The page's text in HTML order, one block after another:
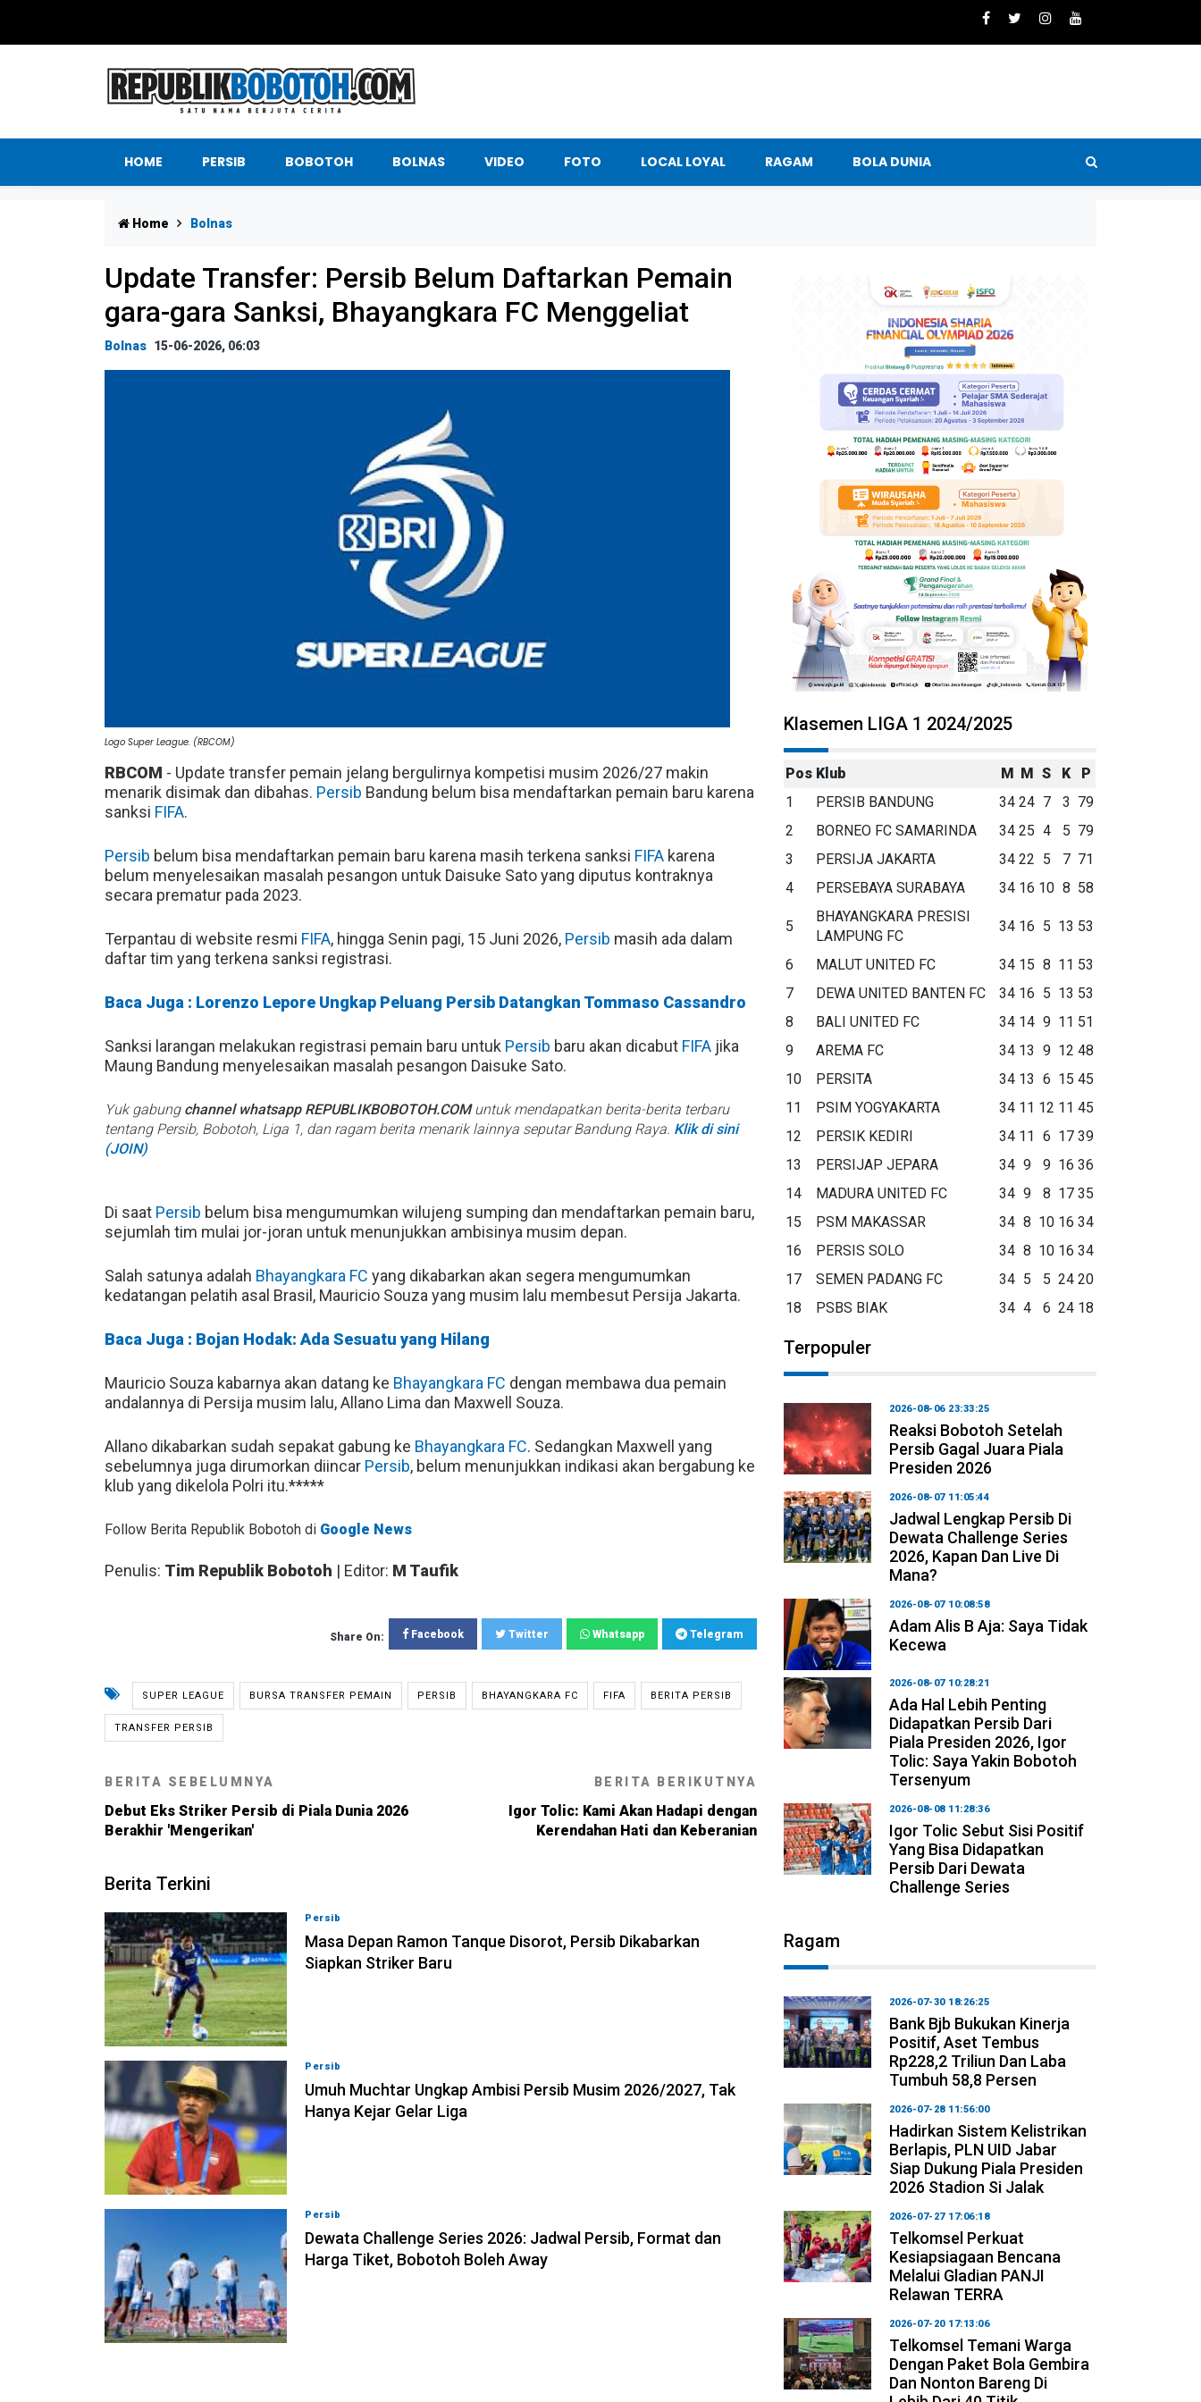
HOME PERSIB BOBOTOH BOLNAS VIDEO FOTO LOCAL LOYAL RAGAM BOLA DUNIA
Home Bolnas
Update Transfer: Persib Belum Daftarkan Pemain
gara-gara Sanksi, Bhayangkara FC Menggeliat
Bolnas 15-06-2026, 06:03
Logo Super League. (RBCOM)
RBCOM - Update transfer pemain jelang bergulirnya kompetisi musim 2026/27 makin
menarik disimak dan dibahas. Persib Bandung belum bisa mendaftarkan pemain baru karena
sanksi FIFA.
Persib belum bisa mendaftarkan pemain baru karena masih terkena sanksi FIFA karena
belum menyelesaikan masalah pesangon untuk Daisuke Sato yang diputus kontraknya
secara prematur pada 2023.
Terpantau di website resmi FIFA, hingga Senin pagi, 15 Juni 2026, Persib masih ada dalam
daftar tim yang terkena sanksi registrasi.
Baca Juga : Lorenzo Lepore Ungkap Peluang Persib Datangkan Tommaso Cassandro
Sanksi larangan melakukan registrasi pemain baru untuk Persib baru akan dicabut FIFA jika
Maung Bandung menyelesaikan masalah pesangon Daisuke Sato.
Yuk gabung channel whatsapp REPUBLIKBOBOTOH.COMuntuk mendapatkan berita-berita terbaru
tentang Persib, Bobotoh, Liga 1, dan ragam berita menarik lainnya seputar Bandung Raya. Klik di sini
(JOIN)
Di saat Persib belum bisa mengumumkan wilujeng sumping dan mendaftarkan pemain baru,
sejumlah tim mulai jor-joran untuk menunjukkan ambisinya musim depan.
Salah satunya adalah Bhayangkara FC yang dikabarkan akan segera mengumumkan
kedatangan pelatih asal Brasil, Mauricio Souza yang musim lalu membesut Persija Jakarta.
Baca Juga : Bojan Hodak: Ada Sesuatu yang Hilang
Mauricio Souza kabarnya akan datang ke Bhayangkara FC dengan membawa dua pemain
andalannya di Persija musim lalu, Allano Lima dan Maxwell Souza.
Allano dikabarkan sudah sepakat gabung ke Bhayangkara FC. Sedangkan Maxwell yang
sebelumnya juga dirumorkan diincar Persib, belum menunjukkan indikasi akan bergabung ke
klub yang dikelola Polri itu.*****
Follow Berita Republik Bobotoh di Google News
Penulis: Tim Republik Bobotoh | Editor: M Taufik
Share On: Facebook Twitter Whatsapp Telegram
SUPER LEAGUE BURSA TRANSFER PEMAIN PERSIB BHAYANGKARA FC FIFA BERITA PERSIB
TRANSFER PERSIB
BERITA SEBELUMNYA
Debut Eks Striker Persib di Piala Dunia 2026
Berakhir 'Mengerikan'
BERITA BERIKUTNYA
Igor Tolic: Kami Akan Hadapi dengan
Kerendahan Hati dan Keberanian
Berita Terkini
Persib
Masa Depan Ramon Tanque Disorot, Persib Dikabarkan
Siapkan Striker Baru
Persib
Umuh Muchtar Ungkap Ambisi Persib Musim 2026/2027, Tak
Hanya Kejar Gelar Liga
Persib
Dewata Challenge Series 2026: Jadwal Persib, Format dan
Harga Tiket, Bobotoh Boleh Away
Klasemen LIGA 1 2024/2025
Pos Klub M M S K
P
1
PERSIB BANDUNG 34 24 7 3 79
2
BORNEO FC SAMARINDA 34 25 4 5 79
3
PERSIJA JAKARTA 34 22 5 7 71
4
PERSEBAYA SURABAYA 34 16 10 8 58
5
BHAYANGKARA PRESISI
LAMPUNG FC
34 16 5 13 53
6 MALUT UNITED FC 34 15 8 11 53
7
DEWA UNITED BANTEN FC 34 16 5 13 53
8
BALI UNITED FC 34 14 9 11 51
9
AREMA FC 34 13 9 12 48
10
PERSITA 34 13 6 15 45
11
PSIM YOGYAKARTA 34 11 12 11 45
12
PERSIK KEDIRI 34 11 6 17 39
13
PERSIJAP JEPARA 34 9 9 16 36
14
MADURA UNITED FC 34 9 8 17 35
15
PSM MAKASSAR 34 8 10 16 34
16
PERSIS SOLO 34 8 10 16 34
17
SEMEN PADANG FC 34 5 5 24 20
18
PSBS BIAK 34 4 6 24 18
Terpopuler
2026-08-06 23:33:25
Reaksi Bobotoh Setelah
Persib Gagal Juara Piala
Presiden 2026
2026-08-07 11:05:44
Jadwal Lengkap Persib Di
Dewata Challenge Series
2026, Kapan Dan Live Di
Mana?
2026-08-07 10:08:58
Adam Alis B Aja: Saya Tidak
Kecewa
2026-08-07 10:28:21
Ada Hal Lebih Penting
Didapatkan Persib Dari
Piala Presiden 2026, Igor
Tolic: Saya Yakin Bobotoh
Tersenyum
2026-08-08 11:28:36
Igor Tolic Sebut Sisi Positif
Yang Bisa Didapatkan
Persib Dari Dewata
Challenge Series
Ragam
2026-07-30 18:26:25
Bank Bjb Bukukan Kinerja
Positif, Aset Tembus
Rp228,2 Triliun Dan Laba
Tumbuh 58,8 Persen
2026-07-28 11:56:00
Hadirkan Sistem Kelistrikan
Berlapis, PLN UID Jabar
Siap Dukung Piala Presiden
2026 Stadion Si Jalak
2026-07-27 17:06:18
Telkomsel Perkuat
Kesiapsiagaan Bencana
Melalui Gladian PANJI
Relawan TERRA
2026-07-20 17:13:06
Telkomsel Temani Warga
Dengan Paket Bola Gembira
Dan Nonton Bareng Di